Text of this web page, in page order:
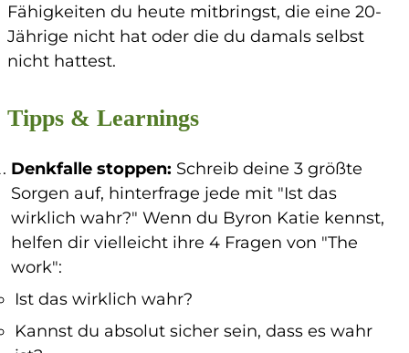
Fähigkeiten du heute mitbringst, die eine 20-
Jährige nicht hat oder die du damals selbst
nicht hattest.
Tipps & Learnings
Denkfalle stoppen: Schreib deine 3 größte
Sorgen auf, hinterfrage jede mit "Ist das
wirklich wahr?" Wenn du Byron Katie kennst,
helfen dir vielleicht ihre 4 Fragen von "The
work":
Ist das wirklich wahr?
Kannst du absolut sicher sein, dass es wahr